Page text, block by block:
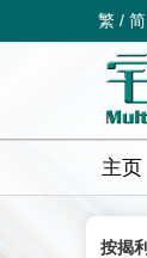
繁 / 简
主页
按揭